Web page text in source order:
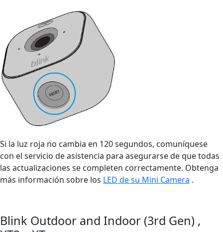
Si la luz roja no cambia en 120 segundos, comuníquese
con el servicio de asistencia para asegurarse de que todas
las actualizaciones se completen correctamente. Obtenga
más información sobre los LED de su Mini Camera .
Blink Outdoor and Indoor (3rd Gen) ,